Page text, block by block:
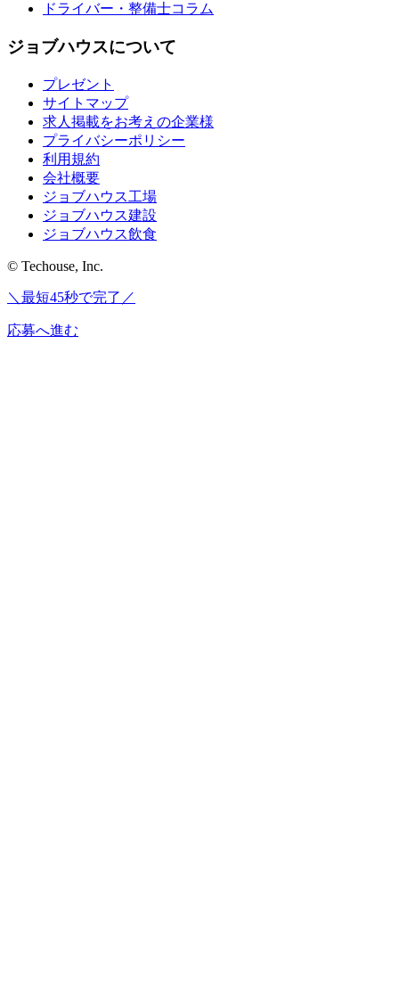
ドライバー・整備士コラム
ジョブハウスについて
プレゼント
サイトマップ
求人掲載をお考えの企業様
プライバシーポリシー
利用規約
会社概要
ジョブハウス工場
ジョブハウス建設
ジョブハウス飲食
© Techouse, Inc.
＼最短45秒で完了／
応募へ進む